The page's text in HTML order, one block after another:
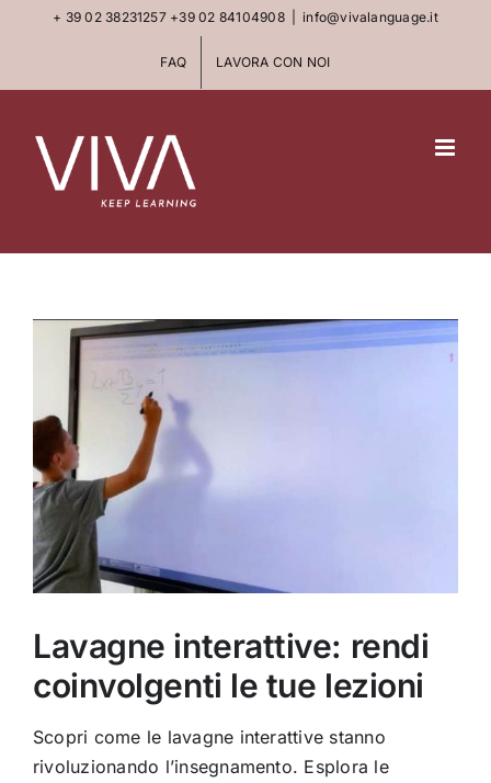
+ 39 02 38231257 +39 02 84104908 info@vivalanguage.it
FAQ LAVORA CON NOI
View
Larger
Image
Lavagne interattive: rendi
coinvolgenti le tue lezioni
Scopri come le lavagne interattive stanno
rivoluzionando l’insegnamento. Esplora le